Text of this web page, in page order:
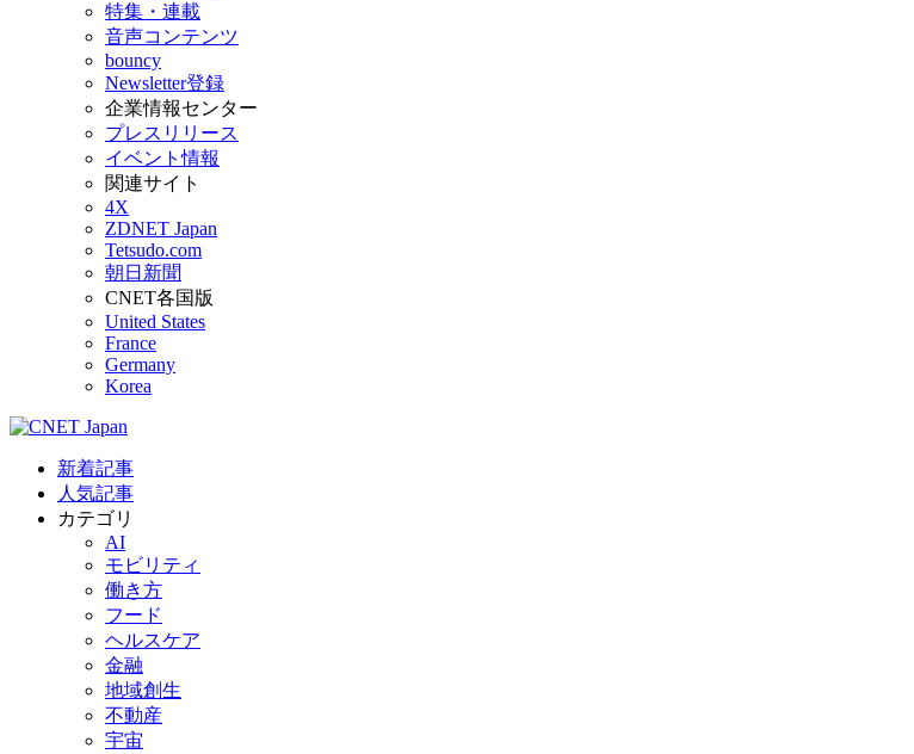
特集・連載
音声コンテンツ
bouncy
Newsletter登録
企業情報センター
プレスリリース
イベント情報
関連サイト
4X
ZDNET Japan
Tetsudo.com
朝日新聞
CNET各国版
United States
France
Germany
Korea
新着記事
人気記事
カテゴリ
AI
モビリティ
働き方
フード
ヘルスケア
金融
地域創生
不動産
宇宙